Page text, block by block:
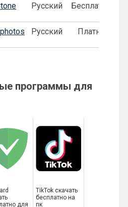
Русский Бесплатная
Русский Платная
программы для
для
TikTok скачать
бесплатно на
пк